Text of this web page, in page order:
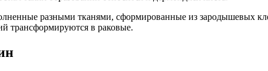
разными тканями, сформированные из зародышевых
трансформируются в раковые.